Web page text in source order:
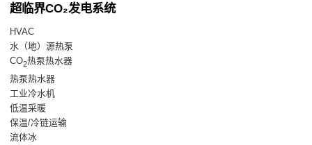
超临界CO₂发电系统
HVAC
水（地）源热泵
CO2热泵热水器
热泵热水器
工业冷水机
低温采暖
保温/冷链运输
流体冰